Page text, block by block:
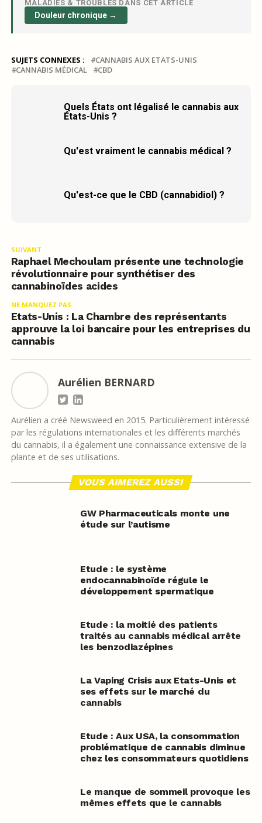
MALADIES & TROUBLES DANS CET ARTICLE
Douleur chronique →
SUJETS CONNEXES :
CANNABIS AUX ETATS-UNIS
CANNABIS MÉDICAL
CBD
Quels États ont légalisé le cannabis aux
États-Unis ?
Qu'est vraiment le cannabis médical ?
Qu'est-ce que le CBD (cannabidiol) ?
SUIVANT
Raphael Mechoulam présente une technologie
révolutionnaire pour synthétiser des
cannabinoïdes acides
NE MANQUEZ PAS
Etats-Unis : La Chambre des représentants
approuve la loi bancaire pour les entreprises du
cannabis
Aurélien BERNARD
Aurélien a créé Newsweed en 2015. Particulièrement intéressé
par les régulations internationales et les différents marchés
du cannabis, il a également une connaissance extensive de la
plante et de ses utilisations.
VOUS AIMEREZ AUSSI
GW Pharmaceuticals monte une
étude sur l’autisme
Etude : le système
endocannabinoïde régule le
développement spermatique
Etude : la moitié des patients
traités au cannabis médical arrête
les benzodiazépines
La Vaping Crisis aux Etats-Unis et
ses effets sur le marché du
cannabis
Etude : Aux USA, la consommation
problématique de cannabis diminue
chez les consommateurs quotidiens
Le manque de sommeil provoque les
mêmes effets que le cannabis